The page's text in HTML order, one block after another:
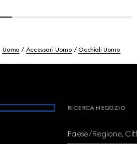
Uomo Accessori Uomo Occhiali Uomo
RICERCA NEGOZIO
Paese/Regione,